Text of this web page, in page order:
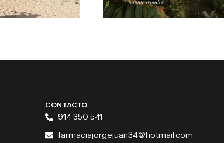
CONTACTO
914 350 541
farmaciajorgejuan34@hotmail.com